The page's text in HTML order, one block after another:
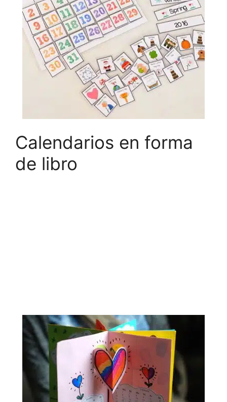
Calendarios en forma
de libro